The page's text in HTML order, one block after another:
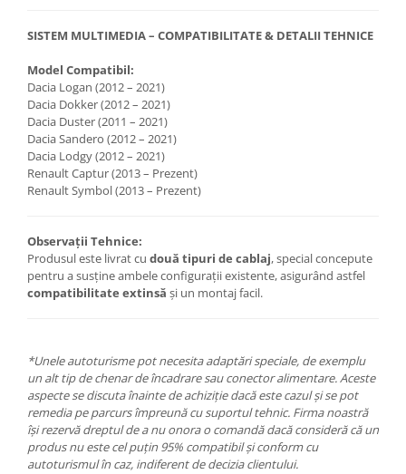
SISTEM MULTIMEDIA – COMPATIBILITATE & DETALII TEHNICE
Model Compatibil:
Dacia Logan (2012 – 2021)
Dacia Dokker (2012 – 2021)
Dacia Duster (2011 – 2021)
Dacia Sandero (2012 – 2021)
Dacia Lodgy (2012 – 2021)
Renault Captur (2013 – Prezent)
Renault Symbol (2013 – Prezent)
Observații Tehnice:
Produsul este livrat cu două tipuri de cablaj, special concepute
pentru a susține ambele configurații existente, asigurând astfel
compatibilitate extinsă și un montaj facil.
*Unele autoturisme pot necesita adaptări speciale, de exemplu
un alt tip de chenar de încadrare sau conector alimentare. Aceste
aspecte se discuta înainte de achiziție dacă este cazul și se pot
remedia pe parcurs împreună cu suportul tehnic. Firma noastră
își rezervă dreptul de a nu onora o comandă dacă consideră că un
produs nu este cel puțin 95% compatibil și conform cu
autoturismul în caz, indiferent de decizia clientului.